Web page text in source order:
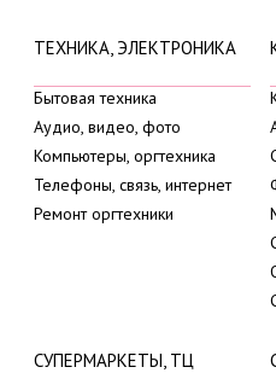
ТЕХНИКА, ЭЛЕКТРОНИКА
Бытовая техника
Аудио, видео, фото
Компьютеры, оргтехника
Телефоны, связь, интернет
Ремонт оргтехники
СУПЕРМАРКЕТЫ, ТЦ